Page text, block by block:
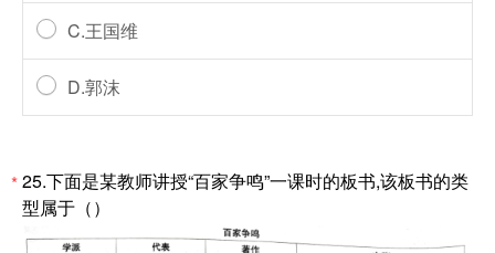
C.王国维
D.郭沫
*25.下面是某教师讲授“百家争鸣”一课时的板书,该板书的类
型属于（）